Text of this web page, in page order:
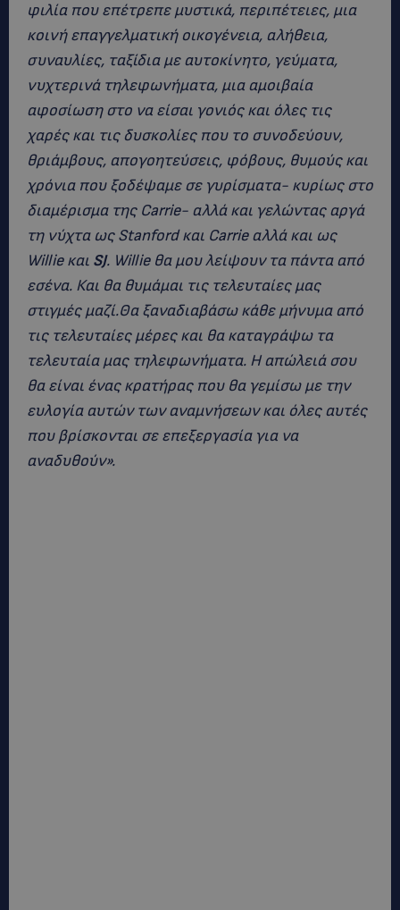
φιλία που επέτρεπε μυστικά, περιπέτειες, μια
κοινή επαγγελματική οικογένεια, αλήθεια,
συναυλίες, ταξίδια με αυτοκίνητο, γεύματα,
νυχτερινά τηλεφωνήματα, μια αμοιβαία
αφοσίωση στο να είσαι γονιός και όλες τις
χαρές και τις δυσκολίες που το συνοδεύουν,
θριάμβους, απογοητεύσεις, φόβους, θυμούς και
χρόνια που ξοδέψαμε σε γυρίσματα- κυρίως στο
διαμέρισμα της Carrie- αλλά και γελώντας αργά
τη νύχτα ως Stanford και Carrie αλλά και ως
Willie και SJ. Willie θα μου λείψουν τα πάντα από
εσένα. Και θα θυμάμαι τις τελευταίες μας
στιγμές μαζί.Θα ξαναδιαβάσω κάθε μήνυμα από
τις τελευταίες μέρες και θα καταγράψω τα
τελευταία μας τηλεφωνήματα. Η απώλειά σου
θα είναι ένας κρατήρας που θα γεμίσω με την
ευλογία αυτών των αναμνήσεων και όλες αυτές
που βρίσκονται σε επεξεργασία για να
αναδυθούν».